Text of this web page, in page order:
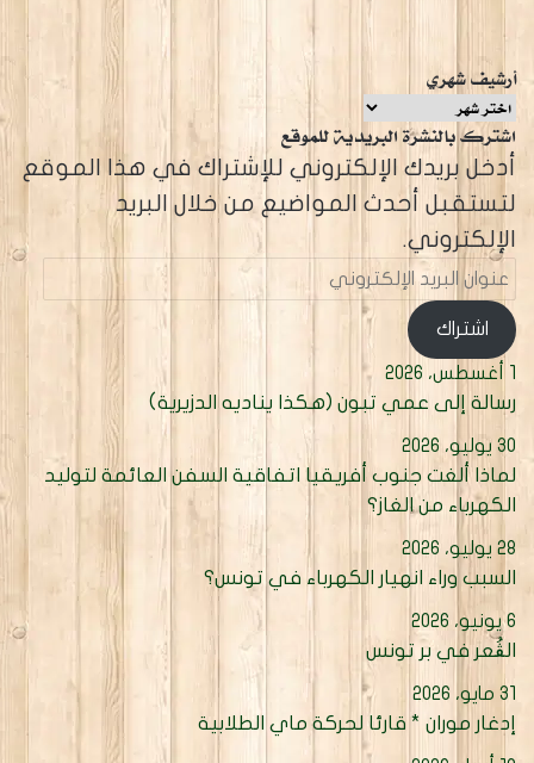
أرشيف شهري
أرشيف
شهري
اشترك بالنشرة البريدية للموقع
أدخل بريدك الإلكتروني للإشتراك في هذا الموقع
لتستقبل أحدث المواضيع من خلال البريد
الإلكتروني.
عنوان
البريد
الإلكتروني
اشتراك
1 أغسطس، 2026
رسالة إلى عمي تبون (هكذا يناديه الدزيرية)
30 يوليو، 2026
لماذا ألغت جنوب أفريقيا اتفاقية السفن العائمة لتوليد
الكهرباء من الغاز؟
28 يوليو، 2026
السبب وراء انهيار الكهرباء في تونس؟
6 يونيو، 2026
الڨُعر في بر تونس
31 مايو، 2026
إدغار موران * قارئا لحركة ماي الطلابية